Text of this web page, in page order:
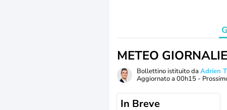
METEO
Bollettino istituito da Adrien
Aggiornato a 00h15 -
In Breve